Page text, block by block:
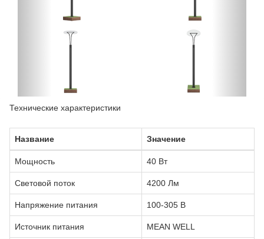
Технические характеристики
Название Значение
Мощность 40 Вт
Световой поток 4200 Лм
Напряжение питания 100-305 В
Источник питания MEAN WELL